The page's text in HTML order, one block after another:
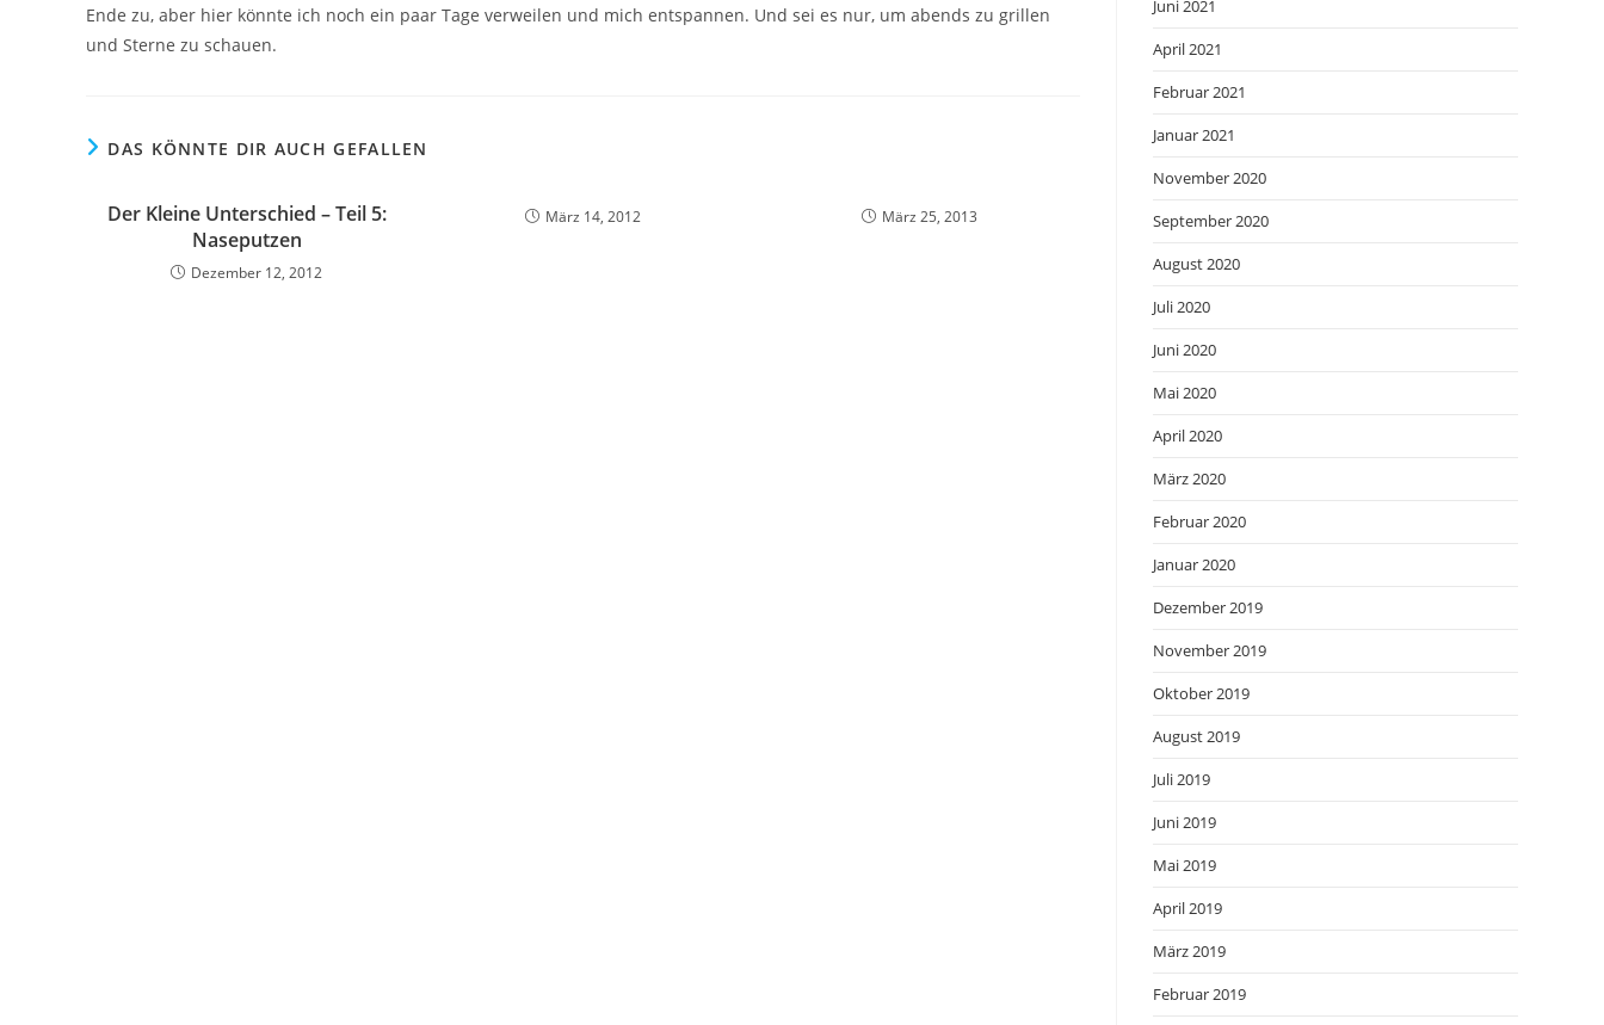
Ende zu, aber hier könnte ich noch ein paar Tage verweilen und mich entspannen. Und sei es nur, um abends zu grillen
und Sterne zu schauen.
DAS KÖNNTE DIR AUCH GEFALLEN
Der Kleine Unterschied – Teil 5:
Naseputzen
Dezember 12, 2012
März 14, 2012 März 25, 2013
Juni 2021
April 2021
Februar 2021
Januar 2021
November 2020
September 2020
August 2020
Juli 2020
Juni 2020
Mai 2020
April 2020
März 2020
Februar 2020
Januar 2020
Dezember 2019
November 2019
Oktober 2019
August 2019
Juli 2019
Juni 2019
Mai 2019
April 2019
März 2019
Februar 2019